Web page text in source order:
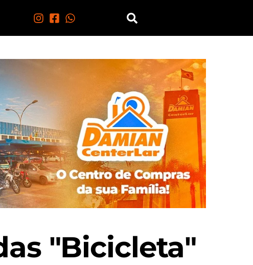
"Bicicleta"